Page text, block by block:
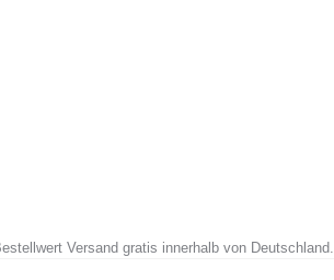
Versand gratis innerhalb von Deutschland.